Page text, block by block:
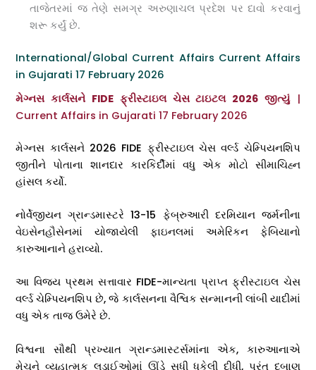
તાજેતરમાં જ તેણે સમગ્ર અરુણાચલ પ્રદેશ પર દાવો કરવાનું
શરૂ કર્યું છે.
International/Global Current Affairs Current Affairs
in Gujarati 17 February 2026
મેગ્નસ કાર્લસને FIDE ફ્રીસ્ટાઇલ ચેસ ટાઇટલ 2026 જીત્યું|
Current Affairs in Gujarati 17 February 2026
મેગ્નસ કાર્લસને 2026 FIDE ફ્રીસ્ટાઇલ ચેસ વર્લ્ડ ચેમ્પિયનશિપ
જીતીને પોતાના શાનદાર કારકિર્દીમાં વધુ એક મોટો સીમાચિહ્ન
હાંસલ કર્યો.
નોર્વેજીયન ગ્રાન્ડમાસ્ટરે 13-15 ફેબ્રુઆરી દરમિયાન જર્મનીના
વેઇસેનહૌસેનમાં યોજાયેલી ફાઇનલમાં અમેરિકન ફેબિયાનો
કારુઆનાને હરાવ્યો.
આ વિજય પ્રથમ સત્તાવાર FIDE-માન્યતા પ્રાપ્ત ફ્રીસ્ટાઇલ ચેસ
વર્લ્ડ ચેમ્પિયનશિપ છે, જે કાર્લસનના વૈશ્વિક સન્માનની લાંબી યાદીમાં
વધુ એક તાજ ઉમેરે છે.
વિશ્વના સૌથી પ્રખ્યાત ગ્રાન્ડમાસ્ટર્સમાંના એક, કારુઆનાએ
મેચને વ્યૂહાત્મક લડાઈઓમાં ઊંડે સુધી ધકેલી દીધી, પરંતુ દબાણ